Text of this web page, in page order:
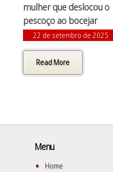
mulher que deslocou o
pescoço ao bocejar
22 de setembro de 2025
Read More
Menu
Home